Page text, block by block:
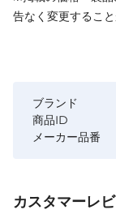
告なく変更するこ
ブランド
商品ID
メーカー品番
カスタマーレ